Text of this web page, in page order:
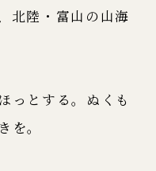
北陸・富山の山海
っとする。ぬくも
を。